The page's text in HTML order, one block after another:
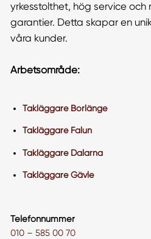
yrkesstolthet, hög service
garantier. Detta skapar en
våra kunder.
Arbetsområde:
Takläggare Borlänge
Takläggare Falun
Takläggare Dalarna
Takläggare Gävle
Telefonnummer
010 – 585 00 70